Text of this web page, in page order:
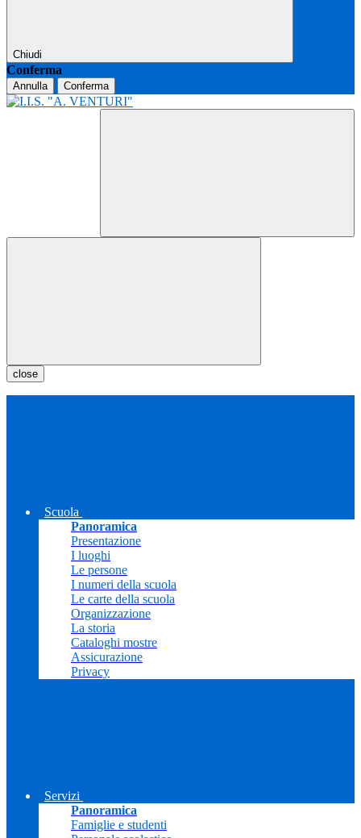
Chiudi
Conferma
Annulla Conferma
close
Scuola
Panoramica
Presentazione
I luoghi
Le persone
I numeri della scuola
Le carte della scuola
Organizzazione
La storia
Cataloghi mostre
Assicurazione
Privacy
Servizi
Panoramica
Famiglie e studenti